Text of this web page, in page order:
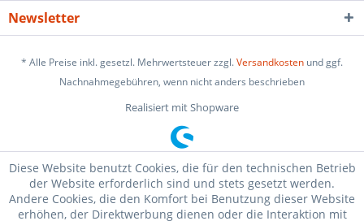
Newsletter
* Alle Preise inkl. gesetzl. Mehrwertsteuer zzgl.Versandkosten und ggf.
Nachnahmegebühren, wenn nicht anders beschrieben
Realisiert mit Shopware
Diese Website benutzt Cookies, die für den technischen Betrieb
der Website erforderlich sind und stets gesetzt werden.
Andere Cookies, die den Komfort bei Benutzung dieser Website
erhöhen, der Direktwerbung dienen oder die Interaktion mit